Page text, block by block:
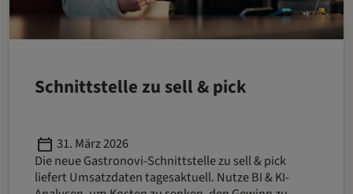
Schnittstelle zu sell & pick
Published
31. März 2026
Die neue Gastronovi-Schnittstelle zu sell & pick
liefert Umsatzdaten tagesaktuell. Nutze BI & KI-